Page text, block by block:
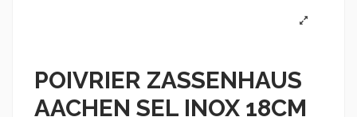
POIVRIER ZASSENHAUS
AACHEN SEL INOX 18CM